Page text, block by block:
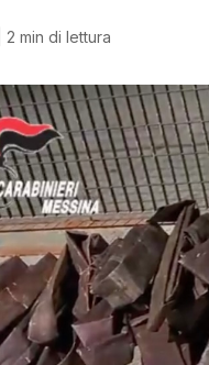
| 2 min di lettura